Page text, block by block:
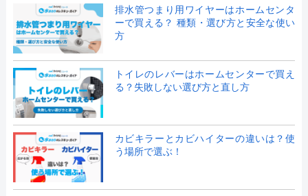
排水管つまり用ワイヤーはホームセンタ
ーで買える？ 種類・選び方と安全な使い
方
トイレのレバーはホームセンターで買え
る？失敗しない選び方と直し方
カビキラーとカビハイターの違いは？使
う場所で選ぶ！